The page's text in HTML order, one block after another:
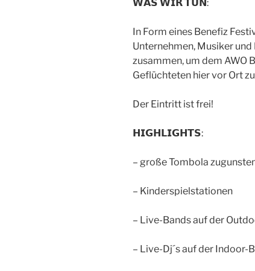
𝗪𝗔𝗦 𝗪𝗜𝗥 𝗧𝗨𝗡:
In Form eines Benefiz
Unternehmen, Musiker
zusammen, um dem AWO
Geflüchteten hier vor Ort
Der Eintritt ist frei!
𝗛𝗜𝗚𝗛𝗟𝗜𝗚𝗛𝗧𝗦:
– große Tombola
– Kinderspielstationen
– Live-Bands auf der
– Live-Dj´s auf der Indoor-